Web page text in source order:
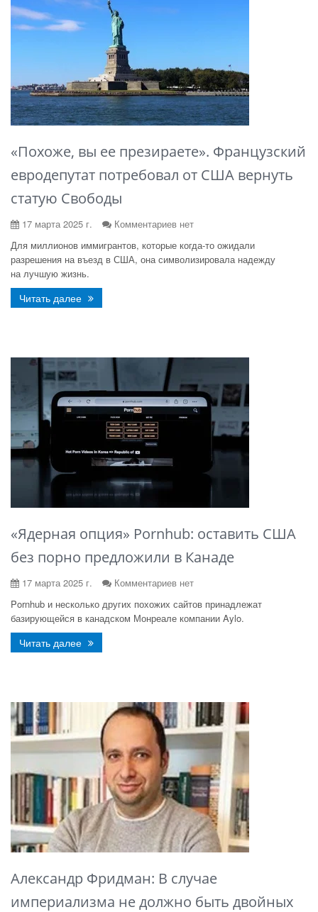
«Похоже, вы ее презираете». Французский
евродепутат потребовал от США вернуть
статую Свободы
17 марта 2025 г.
Комментариев нет
Для миллионов иммигрантов, которые когда-то ожидали
разрешения на въезд в США, она символизировала надежду
на лучшую жизнь.
Читать далее
«Ядерная опция» Pornhub: оставить США
без порно предложили в Канаде
17 марта 2025 г.
Комментариев нет
Pornhub и несколько других похожих сайтов принадлежат
базирующейся в канадском Монреале компании Aylo.
Читать далее
Александр Фридман: В случае
империализма не должно быть двойных